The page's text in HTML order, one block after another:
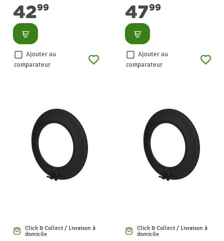
4299
Consulter
Ajouter au
comparateur
4799
Consulter
Ajouter au
comparateur
Click & Collect / Livraison à
domicile
Click & Collect / Livraison à
domicile